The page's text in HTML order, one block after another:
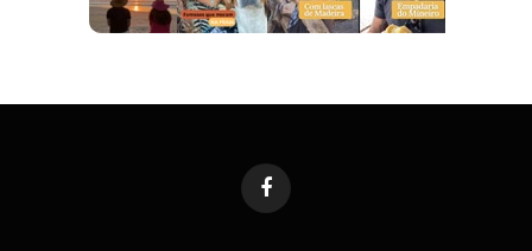
Facebook